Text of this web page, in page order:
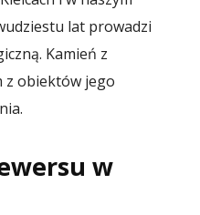
lat prowadzi
Kamień z
z obiektów jego
w